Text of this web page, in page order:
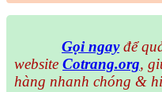
Gọi ngayđể
website Cotrang.org,
hàng nhanh chóng &